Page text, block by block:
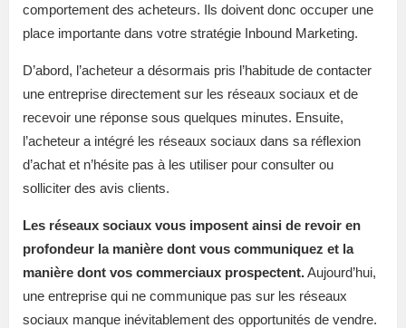
comportement des acheteurs. Ils doivent donc occuper une
place importante dans votre stratégie Inbound Marketing.
D’abord, l’acheteur a désormais pris l’habitude de contacter
une entreprise directement sur les réseaux sociaux et de
recevoir une réponse sous quelques minutes. Ensuite,
l’acheteur a intégré les réseaux sociaux dans sa réflexion
d’achat et n’hésite pas à les utiliser pour consulter ou
solliciter des avis clients.
Les réseaux sociaux vous imposent ainsi de revoir en
profondeur la manière dont vous communiquez et la
manière dont vos commerciaux prospectent.Aujourd’hui,
une entreprise qui ne communique pas sur les réseaux
sociaux manque inévitablement des opportunités de vendre.